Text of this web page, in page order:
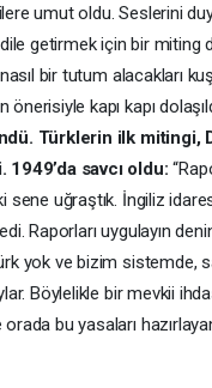
umut oldu. Seslerini
getirmek için bir miting
bir tutum alacakları
önerisiyle kapı kapı
Türklerin ilk mitingi,
1949’da savcı oldu:
sene uğraştık. İngiliz
Raporları uygulayın
yok ve bizim sistemde,
Böylelikle bir mevkii
orada bu yasaları